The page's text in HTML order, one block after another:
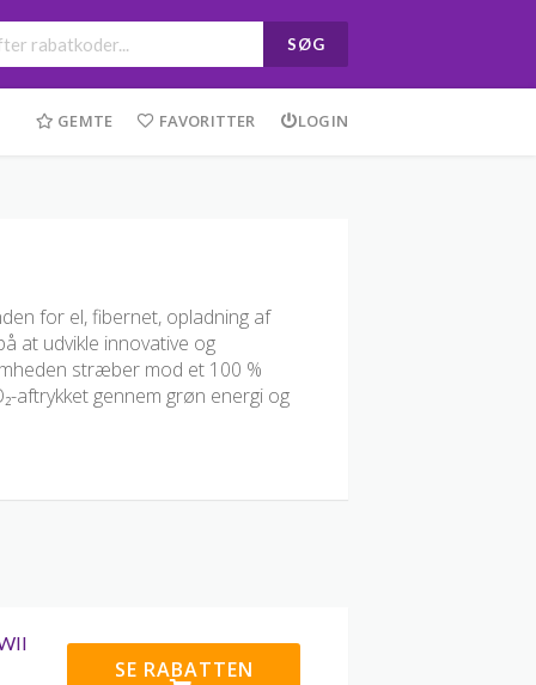
SØG
GEMTE FAVORITTER LOGIN
for el, fibernet, opladning af
at udvikle innovative og
stræber mod et 100 %
aftrykket gennem grøn energi og
SE RABATTEN